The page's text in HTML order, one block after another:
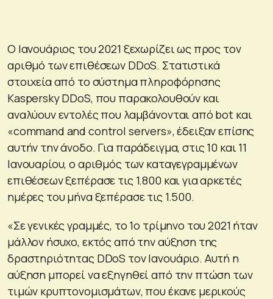
Ο Ιανουάριος του 2021 ξεχωρίζει ως προς τον
αριθμό των επιθέσεων DDoS. Στατιστικά
στοιχεία από το σύστημα πληροφόρησης
Kaspersky DDoS, που παρακολουθούν και
αναλύουν εντολές που λαμβάνονται από bot και
«command and control servers», έδειξαν επίσης
αυτήν την άνοδο. Για παράδειγμα, στις 10 και 11
Ιανουαρίου, ο αριθμός των καταγεγραμμένων
επιθέσεων ξεπέρασε τις 1.800 και για αρκετές
ημέρες του μήνα ξεπέρασε τις 1.500.
«Σε γενικές γραμμές, το 1ο τρίμηνο του 2021 ήταν
μάλλον ήσυχο, εκτός από την αύξηση της
δραστηριότητας DDoS τον Ιανουάριο. Αυτή η
αύξηση μπορεί να εξηγηθεί από την πτώση των
τιμών κρυπτονομισμάτων, που έκανε μερικούς